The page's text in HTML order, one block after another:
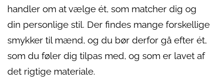
handler om at vælge ét, som matcher dig og
din personlige stil. Der findes mange forskellige
smykker til mænd, og du bør derfor gå efter ét,
som du føler dig tilpas med, og som er lavet af
det rigtige materiale.